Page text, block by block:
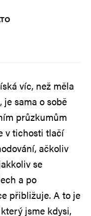
víc, než měla
sama o sobě
průzkumům
v tichosti tlačí
ačkoliv
se
a po
přibližuje. A to je
jsme kdysi,